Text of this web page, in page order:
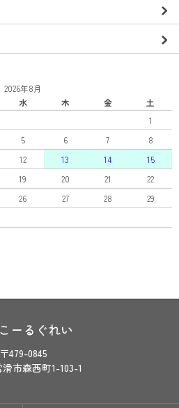
2026年8月
水 木 金
土
1
5 6 7
8
12 13 14
15
19 20 21
22
26 27 28
29
ーるぐれい
〒479-0845
市森西町1-103-1